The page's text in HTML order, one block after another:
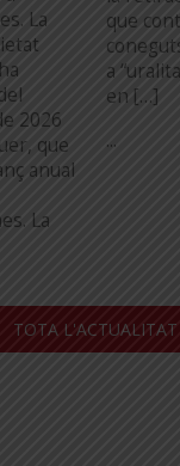
La
2026
que
anual
La
que
a
en […]
...
TOTA L'ACTUALITAT